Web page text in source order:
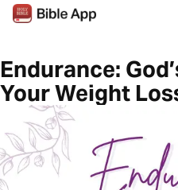
Endurance:
Your Weight